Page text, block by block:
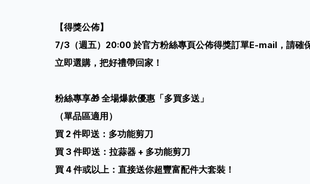
【得獎公佈】
7/3（週五）20:00 於官方粉絲專頁公佈得獎訂單E-mail，請確
立即選購，把好禮帶回家！
粉絲專享🎁 全場爆款優惠「多買多送」
（單品區適用）
買 2 件即送：多功能剪刀
買 3 件即送：拉蒜器 + 多功能剪刀
買 4 件或以上：直接送你超豐富配件大套裝！